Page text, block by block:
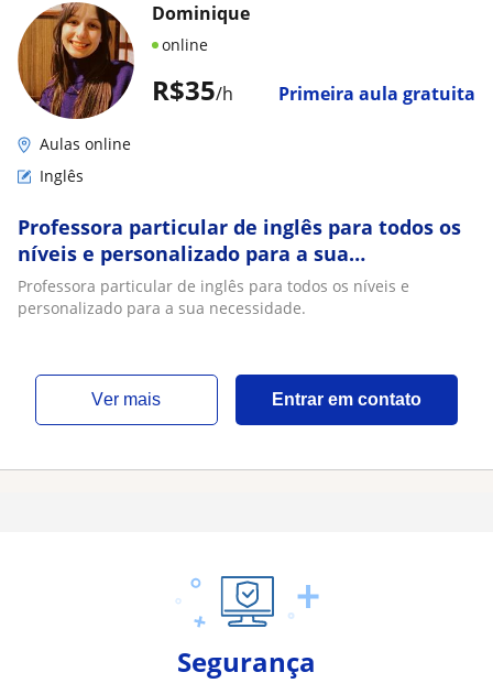
R$35/h Primeira aula gratuita
Dominique
online
Aulas online
Inglês
Professora particular de inglês para todos os
níveis e personalizado para a sua
necessidade
Professora particular de inglês para todos os níveis e
personalizado para a sua necessidade.
ver mais Entrar em contato
Segurança